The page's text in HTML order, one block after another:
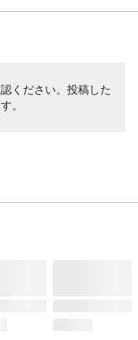
ください。投稿した
。